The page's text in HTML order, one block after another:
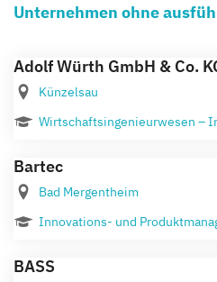
Unternehmen ohne
Adolf Würth GmbH & Co.
Künzelsau
Wirtschaftsingenieurwesen –
Bartec
Bad Mergentheim
Innovations- und
BASS